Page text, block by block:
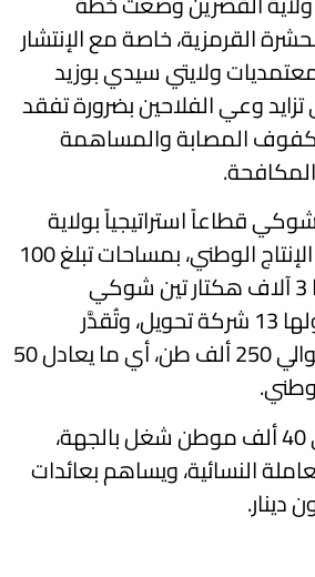
القرمزية، خاصة مع الإنتشار
ولايتي سيدي بوزيد
تزايد وعي الفلاحين بضرورة تفقد
المصابة والمساهمة
قطاعاً استراتيجياً بولاية
القصرين التي تتصدر الإنتاج الوطني، بمساحات تبلغ 100
ألف هكتار، من بينها 3 آلاف هكتار تين شوكي
بيولوجي، تحتضن حولها 13 شركة تحويل، وتُقدَّر
الكميات المنتجة بحوالي 250 ألف طن، أي ما يعادل 50
ويوفر القطاع حوالي 40 ألف موطن شغل بالجهة،
النسائية، ويساهم بعائدات